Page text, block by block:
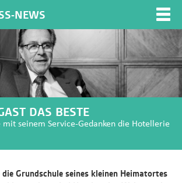
NEWS
DAS BESTE
mit seinem Service-Gedanken die Hotellerie
Grundschule seines kleinen Heimatortes